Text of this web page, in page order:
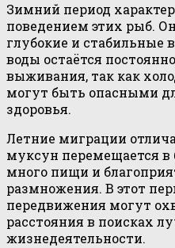
Зимний период
поведением этих рыб.
глубокие и стабильные
воды остаётся
выживания, так как
могут быть опасными
здоровья.
Летние миграции
муксун перемещается в
много пищи и
размножения. В этот
передвижения могут
расстояния в поисках
жизнедеятельности.